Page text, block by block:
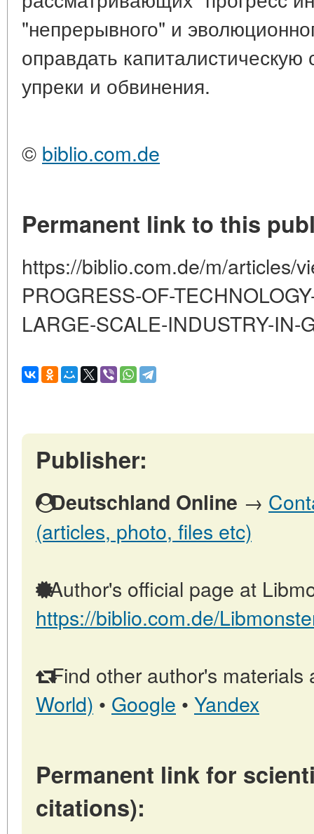
"непрерывного" и
оправдать капиталистическую
упреки и обвинения.
© biblio.com.de
Permanent link to this
https://biblio.com.de/m/articles/
PROGRESS-OF-
LARGE-SCALE-INDUSTRY-IN-
Publisher:
Deutschland Online →
(articles, photo, files etc)
Author's official page at
https://biblio.com.de/
Find other author's materials
World) • Google • Yandex
Permanent link for
citations):